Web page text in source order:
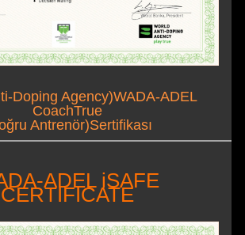
Doping Agency)WADA-ADEL
CoachTrue
Antrenör)Sertifikası
ADEL iSAFE
CERTIFICATE